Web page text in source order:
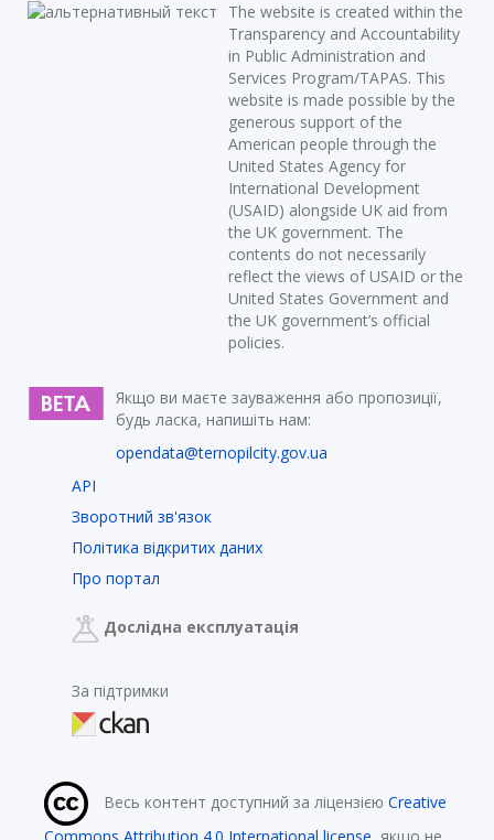
The website is created within the
Transparency and Accountability
in Public Administration and
Services Program/TAPAS. This
website is made possible by the
generous support of the
American people through the
United States Agency for
International Development
(USAID) alongside UK aid from
the UK government. The
contents do not necessarily
reflect the views of USAID or the
United States Government and
the UK government’s official
policies.
Якщо ви маєте зауваження або пропозиції,
будь ласка, напишіть нам:
opendata@ternopilcity.gov.ua
API
Зворотний зв'язок
Політика відкритих даних
Про портал
Дослідна експлуатація
За підтримки
Весь контент доступний за ліцензією Creative